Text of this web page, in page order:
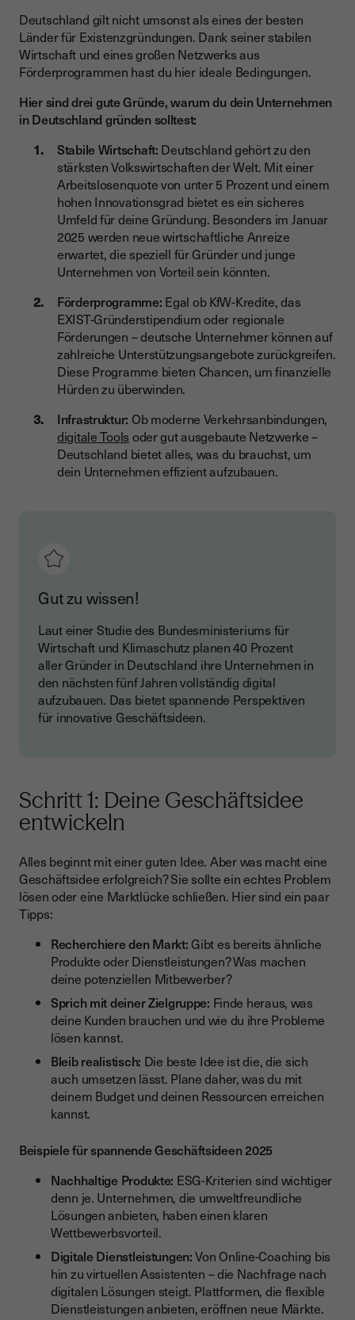
Deutschland gilt nicht umsonst als eines der besten
Länder für Existenzgründungen. Dank seiner stabilen
Wirtschaft und eines großen Netzwerks aus
Förderprogrammen hast du hier ideale Bedingungen.
Hier sind drei gute Gründe, warum du dein Unternehmen
in Deutschland gründen solltest:
Stabile Wirtschaft: Deutschland gehört zu den
stärksten Volkswirtschaften der Welt. Mit einer
Arbeitslosenquote von unter 5 Prozent und einem
hohen Innovationsgrad bietet es ein sicheres
Umfeld für deine Gründung. Besonders im Januar
2025 werden neue wirtschaftliche Anreize
erwartet, die speziell für Gründer und junge
Unternehmen von Vorteil sein könnten.
Förderprogramme: Egal ob KfW-Kredite, das
EXIST-Gründerstipendium oder regionale
Förderungen – deutsche Unternehmer können auf
zahlreiche Unterstützungsangebote zurückgreifen.
Diese Programme bieten Chancen, um finanzielle
Hürden zu überwinden.
Infrastruktur: Ob moderne Verkehrsanbindungen,
digitale Tools oder gut ausgebaute Netzwerke –
Deutschland bietet alles, was du brauchst, um
dein Unternehmen effizient aufzubauen.
Gut zu wissen!
Laut einer Studie des Bundesministeriums für
Wirtschaft und Klimaschutz planen 40 Prozent
aller Gründer in Deutschland ihre Unternehmen in
den nächsten fünf Jahren vollständig digital
aufzubauen. Das bietet spannende Perspektiven
für innovative Geschäftsideen.
Schritt 1: Deine Geschäftsidee
entwickeln
Alles beginnt mit einer guten Idee. Aber was macht eine
Geschäftsidee erfolgreich? Sie sollte ein echtes Problem
lösen oder eine Marktlücke schließen. Hier sind ein paar
Tipps:
Recherchiere den Markt:Gibt es bereits ähnliche
Produkte oder Dienstleistungen? Was machen
deine potenziellen Mitbewerber?
Sprich mit deiner Zielgruppe: Finde heraus, was
deine Kunden brauchen und wie du ihre Probleme
lösen kannst.
Bleib realistisch: Die beste Idee ist die, die sich
auch umsetzen lässt. Plane daher, was du mit
deinem Budget und deinen Ressourcen erreichen
kannst.
Beispiele für spannende Geschäftsideen 2025
Nachhaltige Produkte: ESG-Kriterien sind wichtiger
denn je. Unternehmen, die umweltfreundliche
Lösungen anbieten, haben einen klaren
Wettbewerbsvorteil.
Digitale Dienstleistungen:Von Online-Coaching bis
hin zu virtuellen Assistenten – die Nachfrage nach
digitalen Lösungen steigt. Plattformen, die flexible
Dienstleistungen anbieten, eröffnen neue Märkte.